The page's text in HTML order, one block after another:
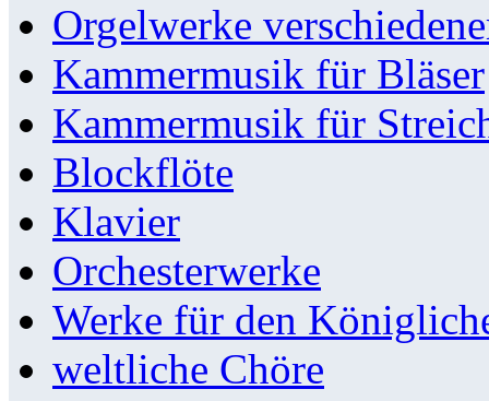
Orgelwerke
Kammermusik für Bläser
Kammermusik für
Blockflöte
Klavier
Orchesterwerke
Werke für den
weltliche Chöre